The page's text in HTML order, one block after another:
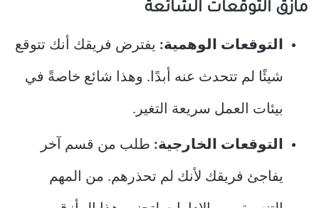
مآزق التوقعات الشائعة
التوقعات الوهمية: يفترض فريقك أنك تتوقع
شيئًا لم تتحدث عنه أبدًا. وهذا شائع خاصةً في
بيئات العمل سريعة التغير.
التوقعات الخارجية: طلب من قسم آخر
يفاجئ فريقك لأنك لم تحذرهم. من المهم